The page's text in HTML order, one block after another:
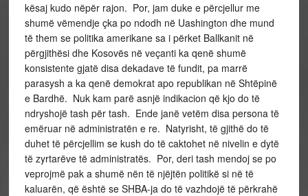
kësaj kudo nëpër rajon. Por, jam duke e përcjellur me
shumë vëmendje çka po ndodh në Uashington dhe mund
të them se politika amerikane sa i përket Ballkanit në
përgjithësi dhe Kosovës në veçanti ka qenë shumë
konsistente gjatë disa dekadave të fundit, pa marrë
parasysh a ka qenë demokrat apo republikan në Shtëpinë
e Bardhë. Nuk kam parë asnjë indikacion që kjo do të
ndryshojë tash për tash. Ende janë vetëm disa persona të
emëruar në administratën e re. Natyrisht, të gjithë do të
duhet të përcjellim se kush do të caktohet në nivelin e dytë
të zyrtarëve të administratës. Por, deri tash mendoj se po
veprojmë pak a shumë nën të njëjtën politikë si në të
kaluarën, që është se SHBA-ja do të vazhdojë të përkrahë